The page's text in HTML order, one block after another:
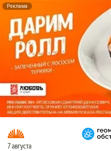
Реклама
7 августа